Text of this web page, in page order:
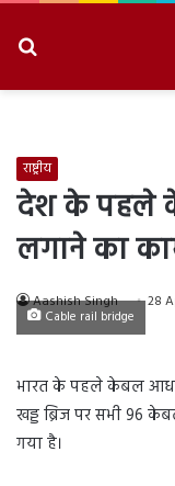
राष्ट्रीय
देश के पहले
लगाने का
Aashish Singh 28
Cable rail bridge
भारत के पहले केबल
खड्ड ब्रिज पर सभी 96
गया है।